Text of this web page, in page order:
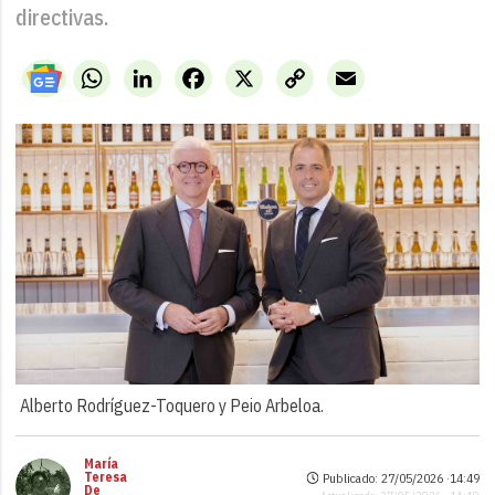
directivas.
WhatsAppLinkedIn X
Facebook
Copy
Link
Email
Alberto Rodríguez-Toquero y Peio Arbeloa.
María
Teresa
De
Publicado: 27/05/2026 ·14:49